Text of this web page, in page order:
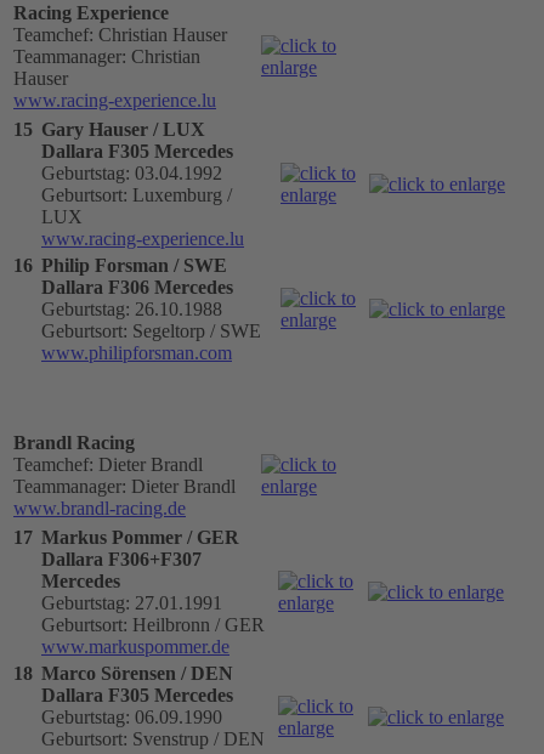
Racing Experience
Teamchef: Christian Hauser
Teammanager: Christian
Hauser
www.racing-experience.lu
15 Gary Hauser / LUX
Dallara F305 Mercedes
Geburtstag: 03.04.1992
Geburtsort: Luxemburg /
LUX
www.racing-experience.lu
16 Philip Forsman / SWE
Dallara F306 Mercedes
Geburtstag: 26.10.1988
Geburtsort: Segeltorp / SWE
www.philipforsman.com
Brandl Racing
Teamchef: Dieter Brandl
Teammanager: Dieter Brandl
www.brandl-racing.de
17 Markus Pommer / GER
Dallara F306+F307
Mercedes
Geburtstag: 27.01.1991
Geburtsort: Heilbronn / GER
www.markuspommer.de
18 Marco Sörensen / DEN
Dallara F305 Mercedes
Geburtstag: 06.09.1990
Geburtsort: Svenstrup / DEN